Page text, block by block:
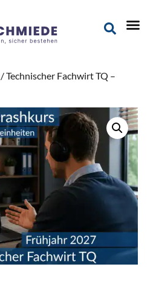
/ Technischer Fachwirt TQ –